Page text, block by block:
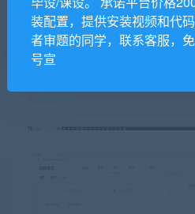
装配置，提供安装视频和代
者审题的同学，联系客服，
号宣